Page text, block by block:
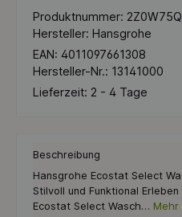
Produktnummer:
Hersteller: Hansgrohe
EAN: 4011097661308
Hersteller-Nr.: 13141000
Lieferzeit: 2 - 4 Tage
Beschreibung
Hansgrohe Ecostat Select
Stilvoll und Funktional
Ecostat Select Wasch… Mehr